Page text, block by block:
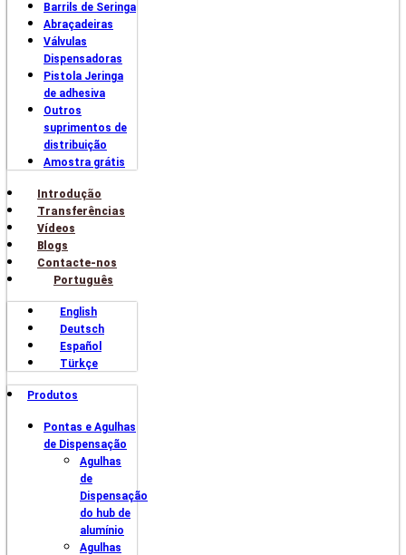
Barrils de Seringa
Abraçadeiras
Válvulas
Dispensadoras
Pistola Jeringa
de adhesiva
Outros
suprimentos de
distribuição
Amostra grátis
Introdução
Transferências
Vídeos
Blogs
Contacte-nos
Português
English
Deutsch
Español
Türkçe
Produtos
Pontas e Agulhas
de Dispensação
Agulhas
de
Dispensação
do hub de
alumínio
Agulhas